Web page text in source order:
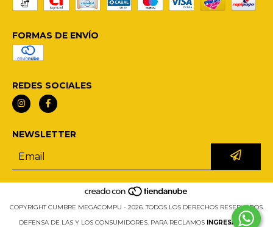
FORMAS DE ENVÍO
REDES SOCIALES
NEWSLETTER
COPYRIGHT CUMBRE MEGACOMPU - 2026. TODOS LOS DERECHOS RESERVADOS.
DEFENSA DE LAS Y LOS CONSUMIDORES. PARA RECLAMOS INGRESÁ ACÁ.